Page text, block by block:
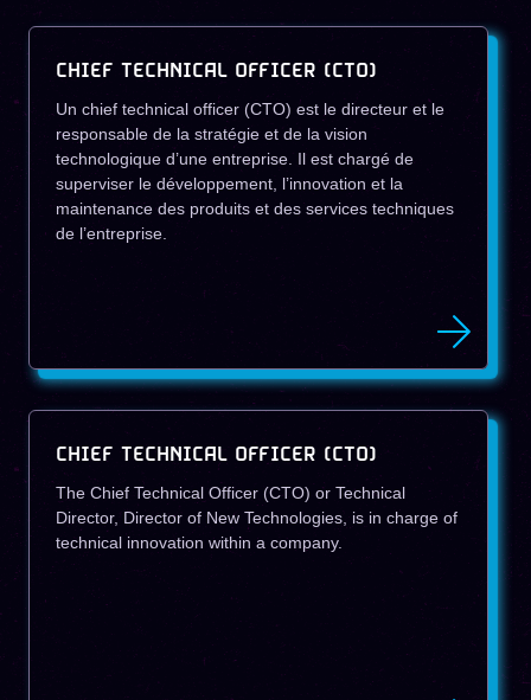
CHIEF TECHNICAL OFFICER (CTO)
Un chief technical officer (CTO) est le directeur et le
responsable de la stratégie et de la vision
technologique d’une entreprise. Il est chargé de
superviser le développement, l’innovation et la
maintenance des produits et des services techniques
de l’entreprise.
CHIEF TECHNICAL OFFICER (CTO)
The Chief Technical Officer (CTO) or Technical
Director, Director of New Technologies, is in charge of
technical innovation within a company.